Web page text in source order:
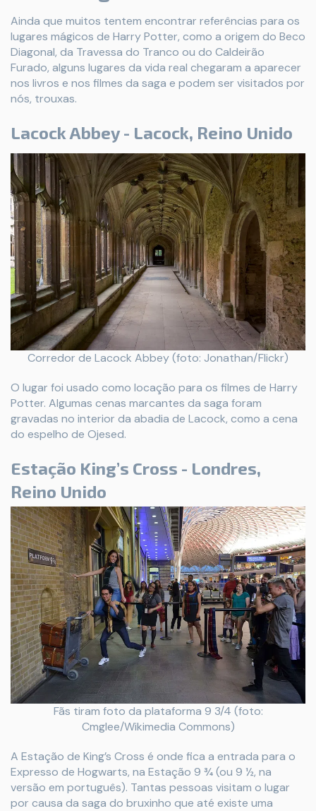
Ainda que muitos tentem encontrar referências para os
lugares mágicos de Harry Potter, como a origem do Beco
Diagonal, da Travessa do Tranco ou do Caldeirão
Furado, alguns lugares da vida real chegaram a aparecer
nos livros e nos filmes da saga e podem ser visitados por
nós, trouxas.
Lacock Abbey - Lacock, Reino Unido
Corredor de Lacock Abbey (foto: Jonathan/Flickr)
O lugar foi usado como locação para os filmes de Harry
Potter. Algumas cenas marcantes da saga foram
gravadas no interior da abadia de Lacock, como a cena
do espelho de Ojesed.
Estação King’s Cross - Londres,
Reino Unido
Fãs tiram foto da plataforma 9 3/4 (foto:
Cmglee/Wikimedia Commons)
A Estação de King’s Cross é onde fica a entrada para o
Expresso de Hogwarts, na Estação 9 ¾ (ou 9 ½, na
versão em português). Tantas pessoas visitam o lugar
por causa da saga do bruxinho que até existe uma